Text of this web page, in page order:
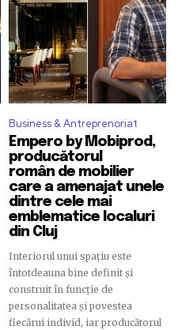
Business & Antreprenoriat
Empero by Mobiprod,
producătorul
român de mobilier
care a amenajat unele
dintre cele mai
emblematice localuri
din Cluj
Interiorul unui spațiu este
întotdeauna bine definit și
construit în funcție de
personalitatea și povestea
fiecărui individ, iar producătorul